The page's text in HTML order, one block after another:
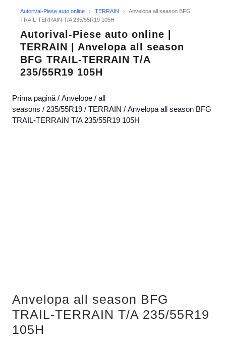
Autorival-Piese auto online › TERRAIN ›
Anvelopa all season BFG
TRAIL-TERRAIN T/A 235/55R19 105H
Autorival-Piese auto online |
TERRAIN | Anvelopa all season
BFG TRAIL-TERRAIN T/A
235/55R19 105H
Prima pagină / Anvelope / all
seasons / 235/55R19 / TERRAIN / Anvelopa all season BFG
TRAIL-TERRAIN T/A 235/55R19 105H
Anvelopa all season BFG
TRAIL-TERRAIN T/A 235/55R19
105H